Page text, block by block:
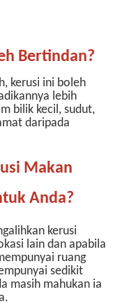
Bertindan?
kerusi ini boleh
lebih
bilik kecil, sudut,
daripada
Makan
Anda?
kerusi
lain dan apabila
ruang
sedikit
masih mahukan ia